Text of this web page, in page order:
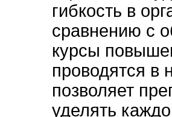
гибкость в
сравнению с
курсы
проводятся в
позволяет
уделять